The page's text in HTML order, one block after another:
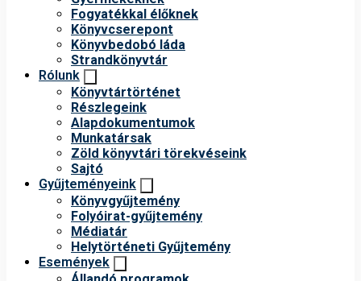
Fogyatékkal élőknek
Könyvcserepont
Könyvbedobó láda
Strandkönyvtár
Rólunk
Könyvtártörténet
Részlegeink
Alapdokumentumok
Munkatársak
Zöld könyvtári törekvéseink
Sajtó
Gyűjteményeink
Könyvgyűjtemény
Folyóirat-gyűjtemény
Médiatár
Helytörténeti Gyűjtemény
Események